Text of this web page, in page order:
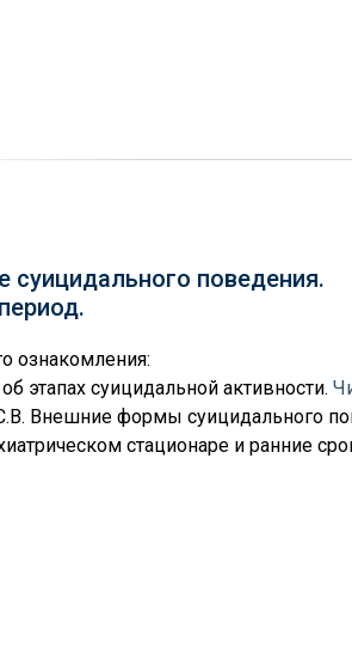
суицидального поведения.
ознакомления:
этапах суицидальной активности.
Внешние формы суицидального
стационаре и ранние